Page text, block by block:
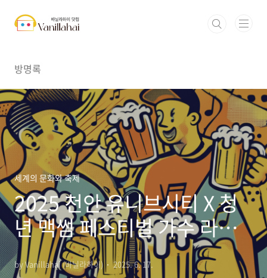
방명록
세계의 문화와 축제
2025 천안 유니브시티 X 청
년 맥썸 페스티벌 가수 라인
업 완전 정복
by Vanillahai (바닐라하이) 2025. 6. 17.